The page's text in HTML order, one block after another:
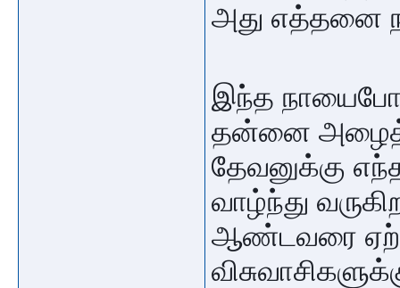
அது எத்தனை
இந்த
தன்னை
தேவனுக்கு
வாழ்ந்து
ஆண்டவரை